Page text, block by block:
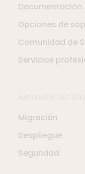
Documentación
Opciones de
Comunidad de
Servicios
Migración
Despliegue
Seguridad